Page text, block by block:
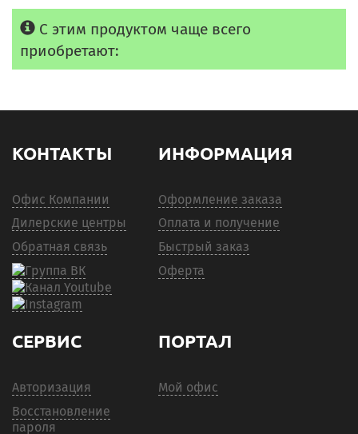
С этим продуктом чаще всего
приобретают:
КОНТАКТЫ
Офис Компании
Дилерские центры
Обратная связь
ИНФОРМАЦИЯ
Оформление заказа
Оплата и получение
Быстрый заказ
Оферта
СЕРВИС
Авторизация
Восстановление
пароля
ПОРТАЛ
Мой офис